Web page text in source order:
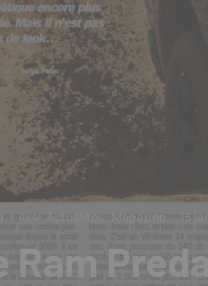
· 4x4 Actualités Magazine 15
Ram